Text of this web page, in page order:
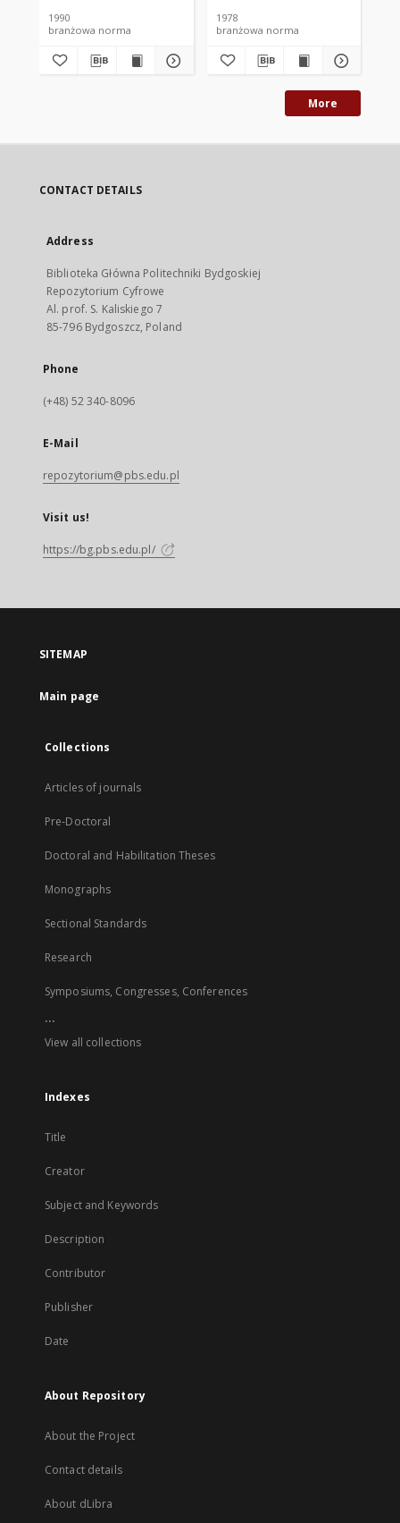
1990
branżowa norma
1978
branżowa norma
More
CONTACT DETAILS
Address
Biblioteka Główna Politechniki Bydgoskiej
Repozytorium Cyfrowe
Al. prof. S. Kaliskiego 7
85-796 Bydgoszcz, Poland
Phone
(+48) 52 340-8096
E-Mail
repozytorium@pbs.edu.pl
Visit us!
https://bg.pbs.edu.pl/
SITEMAP
Main page
Collections
Articles of journals
Pre-Doctoral
Doctoral and Habilitation Theses
Monographs
Sectional Standards
Research
Symposiums, Congresses, Conferences
...
View all collections
Indexes
Title
Creator
Subject and Keywords
Description
Contributor
Publisher
Date
About Repository
About the Project
Contact details
About dLibra